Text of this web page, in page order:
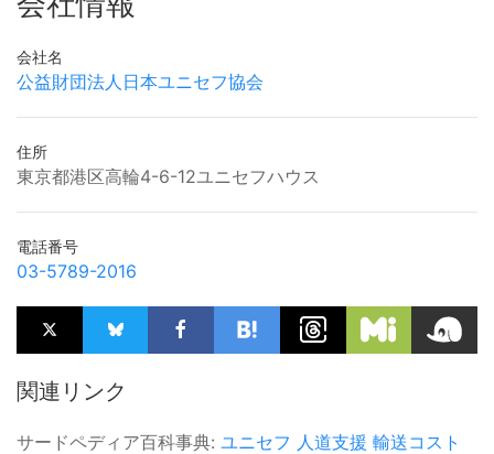
会社名
公益財団法人日本ユニセフ協会
住所
東京都港区高輪4-6-12ユニセフハウス
電話番号
03-5789-2016
関連リンク
サードペディア百科事典: ユニセフ 人道支援 輸送コスト